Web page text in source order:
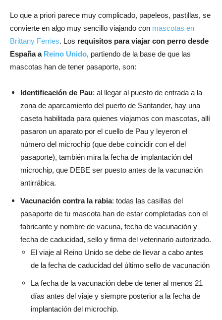
Lo que a priori parece muy complicado, papeleos, pastillas, se
convierte en algo muy sencillo viajando con mascotas en
Brittany Ferries. Los requisitos para viajar con perro desde
España a Reino Unido, partiendo de la base de que las
mascotas han de tener pasaporte, son:
Identificación de Pau: al llegar al puesto de entrada a la
zona de aparcamiento del puerto de Santander, hay una
caseta habilitada para quienes viajamos con mascotas, allí
pasaron un aparato por el cuello de Pau y leyeron el
número del microchip (que debe coincidir con el del
pasaporte), también mira la fecha de implantación del
microchip, que DEBE ser puesto antes de la vacunación
antirrábica.
Vacunación contra la rabia: todas las casillas del
pasaporte de tu mascota han de estar completadas con el
fabricante y nombre de vacuna, fecha de vacunación y
fecha de caducidad, sello y firma del veterinario autorizado.
El viaje al Reino Unido se debe de llevar a cabo antes
de la fecha de caducidad del último sello de vacunación
La fecha de la vacunación debe de tener al menos 21
días antes del viaje y siempre posterior a la fecha de
implantación del microchip.